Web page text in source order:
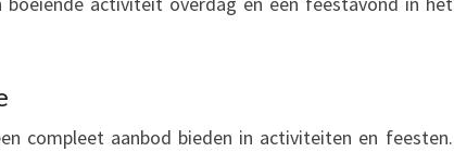
compleet aanbod bieden in activiteiten en feesten.